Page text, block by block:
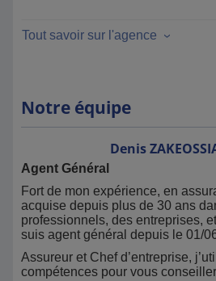
Vos salariés
Besoin d'assistance
Vous souhaitez déclarer un
809 11
Mail déclaration de sinistre pour
appel:
Auto:
Tout savoir sur l'agence
Notre équipe
Denis
Agent Général
Fort de mon expérience, en
acquise depuis plus de 30 ans
professionnels, des entreprises,
suis agent général depuis le 01/
Assureur et Chef d’entreprise,
compétences pour vous